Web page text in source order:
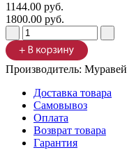
1144.00 руб.
1800.00 руб.
Производитель: Муравей
Доставка товара
Самовывоз
Оплата
Возврат товара
Гарантия